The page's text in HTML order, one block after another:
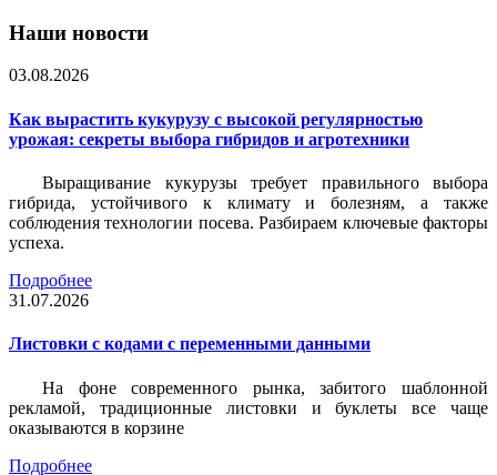
Наши новости
03.08.2026
Как вырастить кукурузу с высокой регулярностью
урожая: секреты выбора гибридов и агротехники
Выращивание кукурузы требует правильного выбора
гибрида, устойчивого к климату и болезням, а также
соблюдения технологии посева. Разбираем ключевые факторы
успеха.
Подробнее
31.07.2026
Листовки c кодами с переменными данными
На фоне современного рынка, забитого шаблонной
рекламой, традиционные листовки и буклеты все чаще
оказываются в корзине
Подробнее